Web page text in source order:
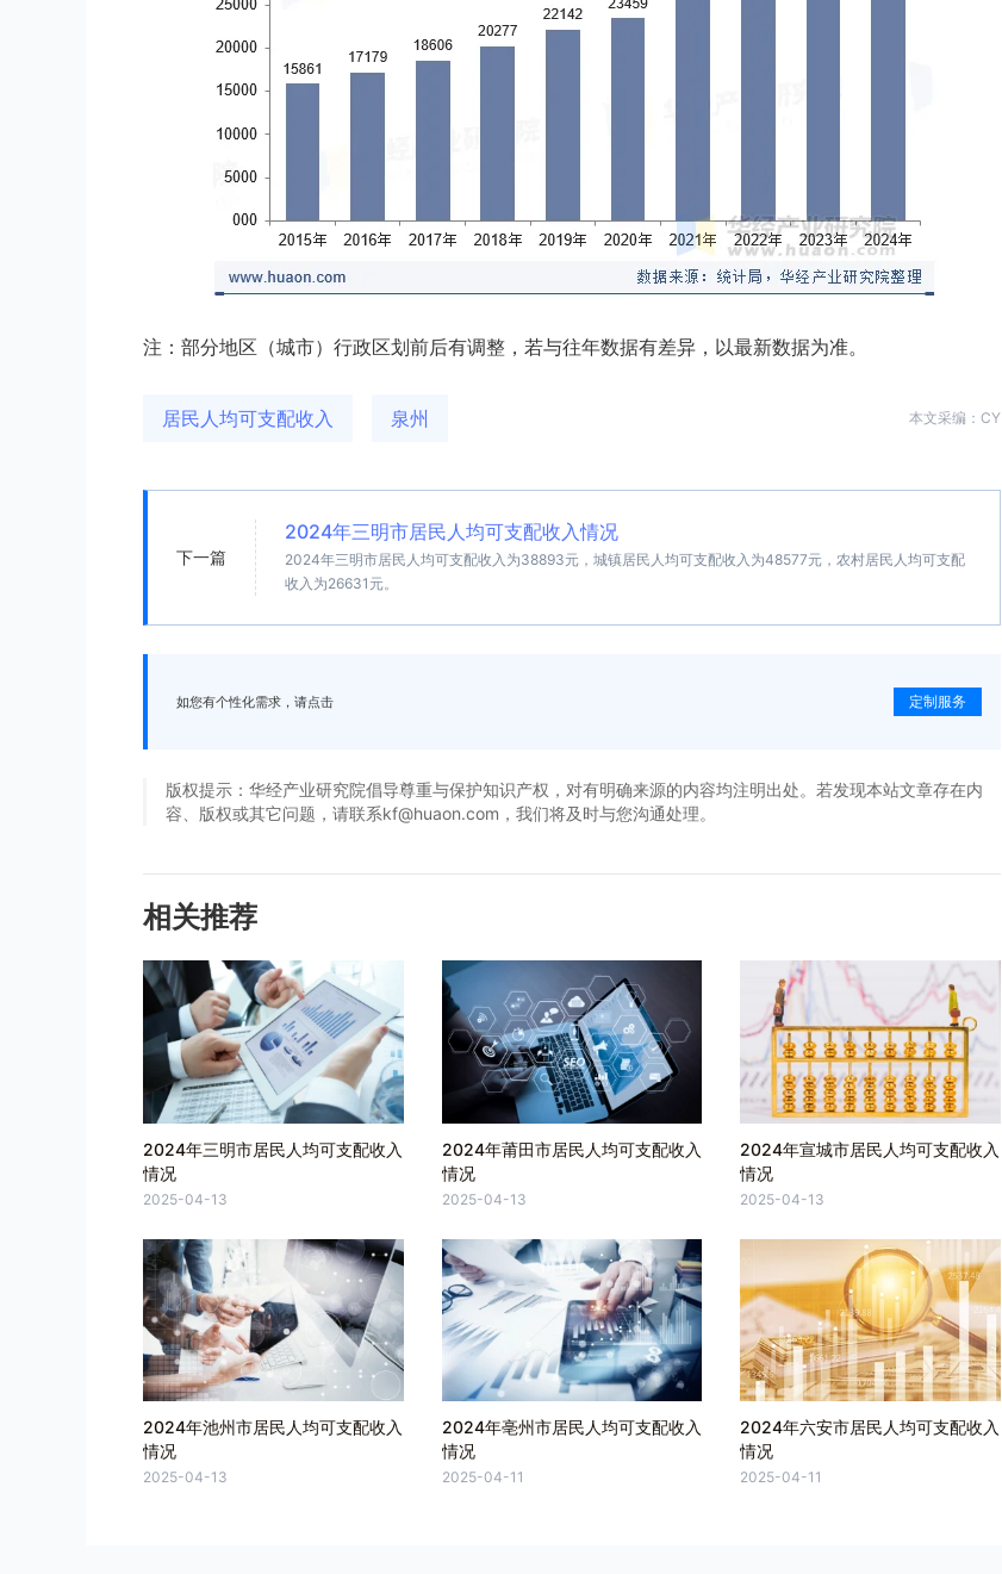
注：部分地区（城市）行政区划前后有调整，若与往年数据有差异，以最新数据为准。
居民人均可支配收入 泉州 本文采编：CY
下一篇
2024年三明市居民人均可支配收入情况
2024年三明市居民人均可支配收入为38893元，城镇居民人均可支配收入为48577元，农村居民人均可支配
收入为26631元。
如您有个性化需求，请点击 定制服务
版权提示：华经产业研究院倡导尊重与保护知识产权，对有明确来源的内容均注明出处。若发现本站文章存在内
容、版权或其它问题，请联系kf@huaon.com，我们将及时与您沟通处理。
相关推荐
2024年三明市居民人均可支配收入
情况
2025-04-13
2024年莆田市居民人均可支配收入
情况
2025-04-13
2024年宣城市居民人均可支配收入
情况
2025-04-13
2024年池州市居民人均可支配收入
情况
2025-04-13
2024年亳州市居民人均可支配收入
情况
2025-04-11
2024年六安市居民人均可支配收入
情况
2025-04-11